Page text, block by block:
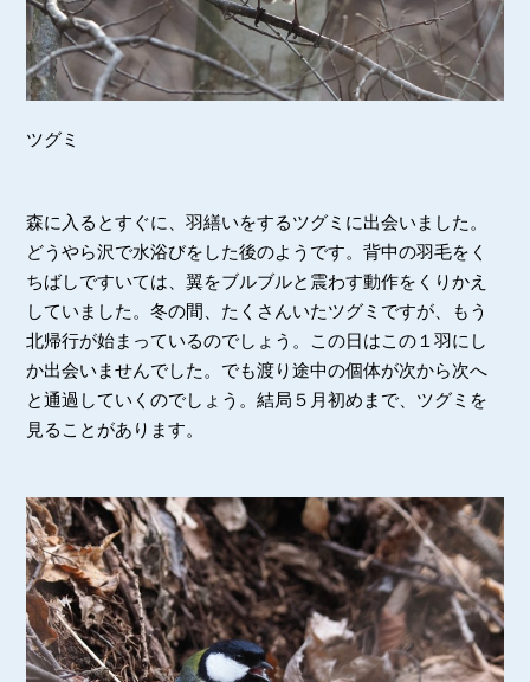
ツグミ
森に入るとすぐに、羽繕いをするツグミに出会いました。
どうやら沢で水浴びをした後のようです。背中の羽毛をく
ちばしですいては、翼をブルブルと震わす動作をくりかえ
していました。冬の間、たくさんいたツグミですが、もう
北帰行が始まっているのでしょう。この日はこの１羽にし
か出会いませんでした。でも渡り途中の個体が次から次へ
と通過していくのでしょう。結局５月初めまで、ツグミを
見ることがあります。